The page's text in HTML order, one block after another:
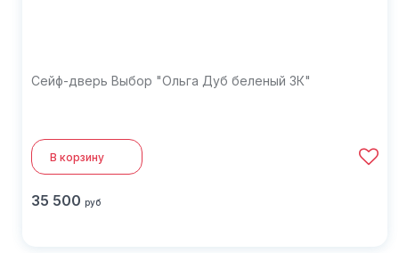
Сейф-дверь Выбор "Ольга Дуб беленый 3К"
В корзину
35 500 руб